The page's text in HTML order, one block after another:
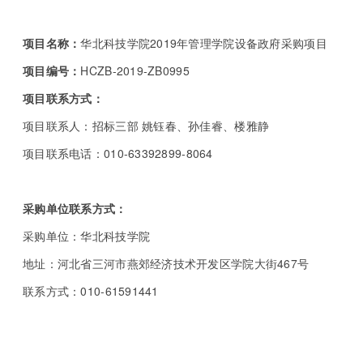
项目名称：华北科技学院2019年管理学院设备政府采购项目
项目编号： HCZB-2019-ZB0995
项目联系方式：
项目联系人：招标三部 姚钰春、孙佳睿、楼雅静
项目联系电话：010-63392899-8064
采购单位联系方式：
采购单位：华北科技学院
地址：河北省三河市燕郊经济技术开发区学院大街467号
联系方式：010-61591441